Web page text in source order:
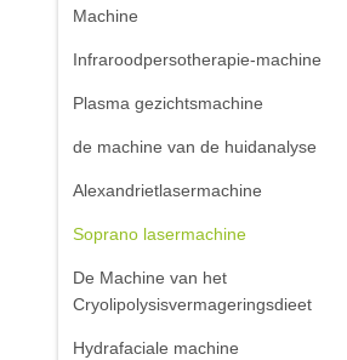
Machine
Infraroodpersotherapie-machine
Plasma gezichtsmachine
de machine van de huidanalyse
Alexandrietlasermachine
Soprano lasermachine
De Machine van het
Cryolipolysisvermageringsdieet
Hydrafaciale machine